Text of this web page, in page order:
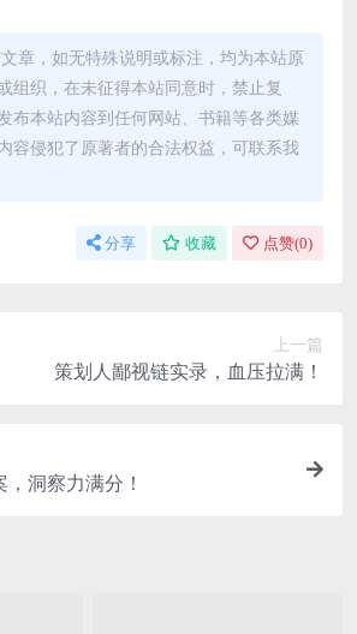
章，如无特殊说明或标注，均为本站原
组织，在未征得本站同意时，禁止复
布本站内容到任何网站、书籍等各类媒
容侵犯了原著者的合法权益，可联系我
分享 收藏 点赞(0)
上一篇
策划人鄙视链实录，血压拉满！
洞察力满分！